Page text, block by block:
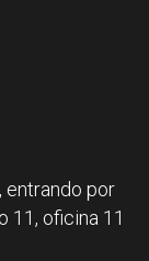
entrando por
11, oficina 11